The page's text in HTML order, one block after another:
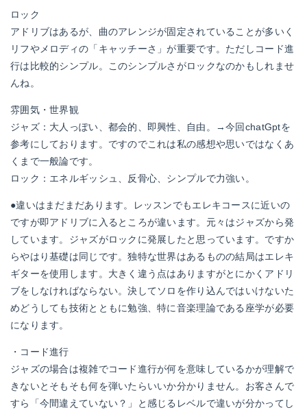
ロック
アドリブはあるが、曲のアレンジが固定されていることが多いく
リフやメロディの「キャッチーさ」が重要です。ただしコード進
行は比較的シンプル。このシンプルさがロックなのかもしれませ
んね。
雰囲気・世界観
ジャズ：大人っぽい、都会的、即興性、自由。→今回chatGptを
参考にしております。ですのでこれは私の感想や思いではなくあ
くまで一般論です。
ロック：エネルギッシュ、反骨心、シンプルで力強い。
●違いはまだまだあります。レッスンでもエレキコースに近いの
ですが即アドリブに入るところが違います。元々はジャズから発
しています。ジャズがロックに発展したと思っています。ですか
らやはり基礎は同じです。独特な世界はあるものの結局はエレキ
ギターを使用します。大きく違う点はありますがとにかくアドリ
ブをしなければならない。決してソロを作り込んではいけないた
めどうしても技術とともに勉強、特に音楽理論である座学が必要
になります。
・コード進行
ジャズの場合は複雑でコード進行が何を意味しているかが理解で
きないとそもそも何を弾いたらいいか分かりません。お客さんで
すら「今間違えていない？」と感じるレベルで違いが分かってし